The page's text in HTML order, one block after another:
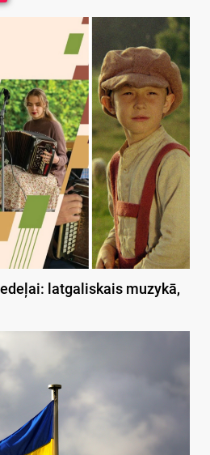
latgaliskais muzykā,